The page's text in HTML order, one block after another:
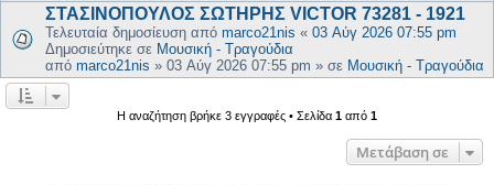
ΣΤΑΣΙΝΟΠΟΥΛΟΣ ΣΩΤΗΡΗΣ VICTOR 73281 - 1921
Τελευταία δημοσίευση από marco21nis « 03 Αύγ 2026 07:55 pm
Δημοσιεύτηκε σε Μουσική - Τραγούδια
από marco21nis » 03 Αύγ 2026 07:55 pm » σε Μουσική - Τραγούδια
Η αναζήτηση βρήκε 3 εγγραφές • Σελίδα 1 από 1
Μετάβαση σε